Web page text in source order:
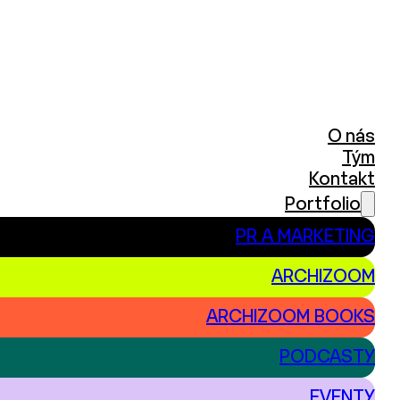
O nás
Tým
Kontakt
Portfolio
PR A MARKETING
ARCHIZOOM
ARCHIZOOM BOOKS
PODCASTY